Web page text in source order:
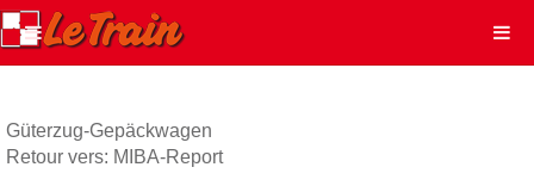
Güterzug-Gepäckwagen
Retour vers: MIBA-Report